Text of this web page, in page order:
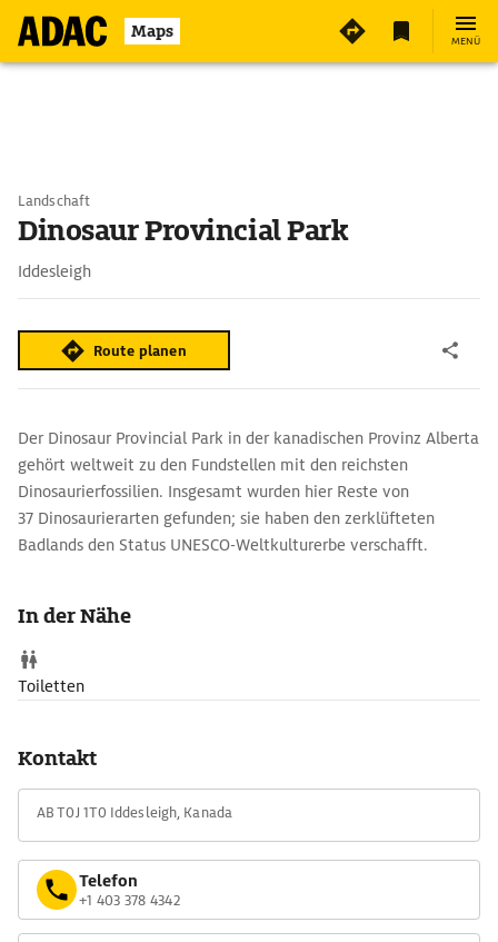
Maps MENÜ
Landschaft
Dinosaur Provincial Park
Iddesleigh
Route planen
Der Dinosaur Provincial Park in der kanadischen Provinz Alberta
gehört weltweit zu den Fundstellen mit den reichsten
Dinosaurierfossilien. Insgesamt wurden hier Reste von
37 Dinosaurierarten gefunden; sie haben den zerklüfteten
Badlands den Status UNESCO-Weltkulturerbe verschafft.
Palaeontology gibt es auch Ausgrabungen live zu sehen.
In der Nähe
Toiletten
Kontakt
AB T0J 1T0 Iddesleigh, Kanada
Telefon
+1 403 378 4342